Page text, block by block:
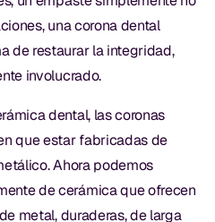
una corona dental
de restaurar la integridad,
involucrado.
dental, las coronas
que estar fabricadas de
Ahora podemos
de cerámica que ofrecen
metal, duraderas, de larga